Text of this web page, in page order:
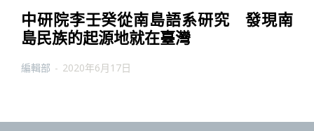
中研院李壬癸從南島語系研究 發現南
島民族的起源地就在臺灣
編輯部 - 2020年6月17日